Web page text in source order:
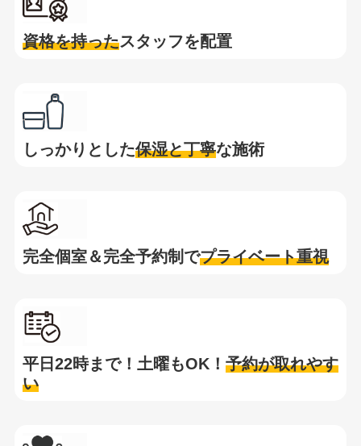
資格を持ったスタッフを配置
しっかりとした保湿と丁寧な施術
完全個室＆完全予約制でプライベート重視
平日22時まで！土曜もOK！ 予約が取れやす
い